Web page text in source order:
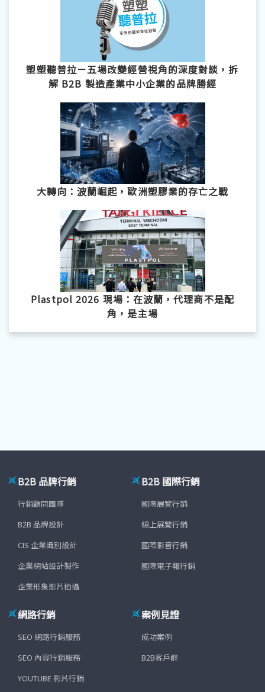
塑塑聽普拉－五場改變經營視角的深度對談，拆
解 B2B 製造產業中小企業的品牌勝經
大轉向：波蘭崛起，歐洲塑膠業的存亡之戰
Plastpol 2026 現場：在波蘭，代理商不是配
角，是主場
B2B 品牌行銷
行銷顧問團隊
B2B 品牌設計
CIS 企業識別設計
企業網站設計製作
企業形象影片拍攝
B2B 國際行銷
國際展覽行銷
線上展覽行銷
國際影音行銷
國際電子報行銷
網路行銷
SEO 網路行銷服務
SEO 內容行銷服務
YOUTUBE 影片行銷
案例見證
成功案例
B2B客戶群